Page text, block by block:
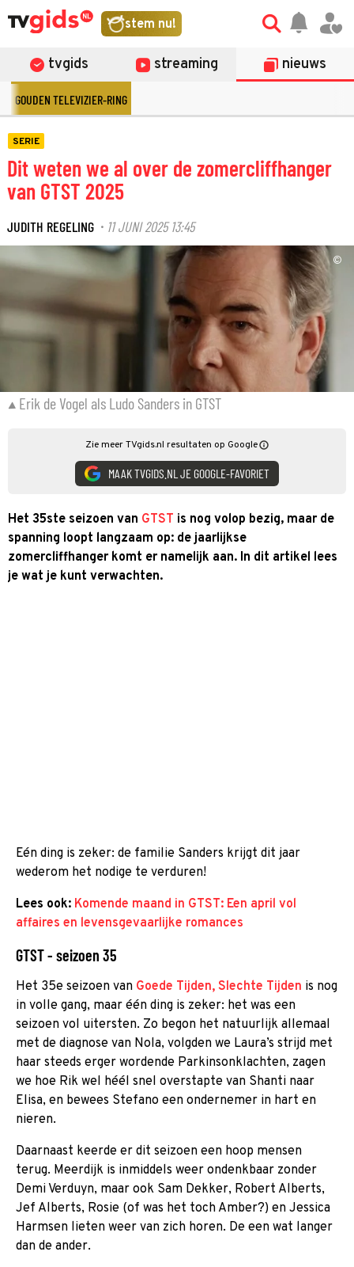
stem nu!
tvgids streaming nieuws
GOUDEN TELEVIZIER-RING
SERIE
Dit weten we al over de zomercliffhanger
van GTST 2025
JUDITH REGELING · 11 JUNI 2025 13:45
©
Erik de Vogel als Ludo Sanders in GTST
Zie meer TVgids.nl resultaten op Google
MAAK TVGIDS.NL JE GOOGLE-FAVORIET
Het 35ste seizoen van GTST is nog volop bezig, maar de
spanning loopt langzaam op: de jaarlijkse
zomercliffhanger komt er namelijk aan. In dit artikel lees
je wat je kunt verwachten.
Eén ding is zeker: de familie Sanders krijgt dit jaar
wederom het nodige te verduren!
Lees ook: Komende maand in GTST: Een april vol
affaires en levensgevaarlijke romances
GTST - seizoen 35
Het 35e seizoen van Goede Tijden, Slechte Tijden is nog
in volle gang, maar één ding is zeker: het was een
seizoen vol uitersten. Zo begon het natuurlijk allemaal
met de diagnose van Nola, volgden we Laura’s strijd met
haar steeds erger wordende Parkinsonklachten, zagen
we hoe Rik wel héél snel overstapte van Shanti naar
Elisa, en bewees Stefano een ondernemer in hart en
nieren.
Daarnaast keerde er dit seizoen een hoop mensen
terug. Meerdijk is inmiddels weer ondenkbaar zonder
Demi Verduyn, maar ook Sam Dekker, Robert Alberts,
Jef Alberts, Rosie (of was het toch Amber?) en Jessica
Harmsen lieten weer van zich horen. De een wat langer
dan de ander.